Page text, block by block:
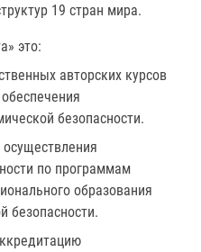
19 стран мира.
это:
авторских курсов
безопасности.
по программам
образования
безопасности.